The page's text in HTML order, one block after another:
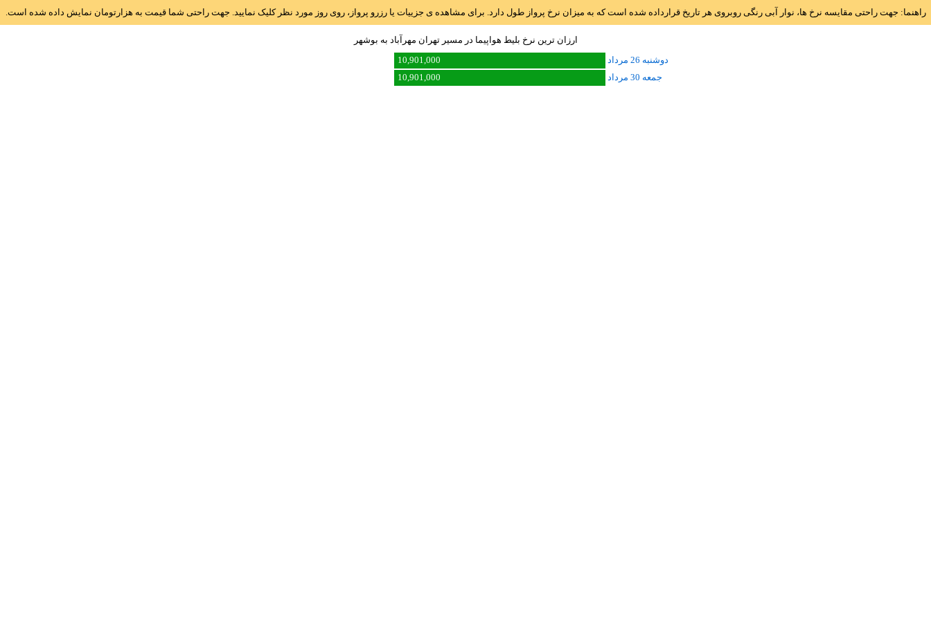
راهنما: جهت راحتی مقایسه نرخ ها، نوار آبی رنگی روبروی هر تاریخ قرارداده شده است که به میزان نرخ پرواز طول دارد. برای مشاهده ی جزییات یا رزرو پرواز، روی روز مورد نظر کلیک نمایید. جهت راحتی شما قیمت به هزارتومان نمایش داده شده است.
ارزان ترین نرخ بلیط هواپیما در مسیر تهران مهرآباد به بوشهر
دوشنبه 26 مرداد
10,901,000
جمعه 30 مرداد
10,901,000